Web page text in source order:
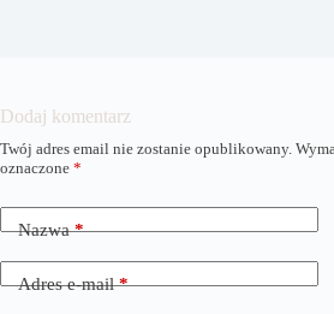
Dodaj komentarz
Twój adres email nie zostanie opublikowany.
oznaczone *
Nazwa*
Adres e-mail*
A
l
r
n